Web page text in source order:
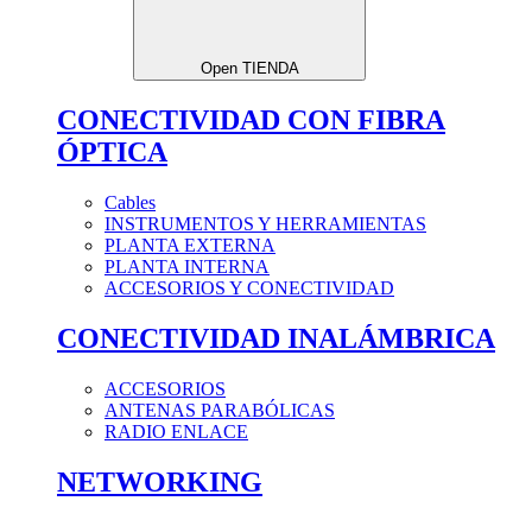
Open TIENDA
CONECTIVIDAD CON FIBRA
ÓPTICA
Cables
INSTRUMENTOS Y HERRAMIENTAS
PLANTA EXTERNA
PLANTA INTERNA
ACCESORIOS Y CONECTIVIDAD
CONECTIVIDAD INALÁMBRICA
ACCESORIOS
ANTENAS PARABÓLICAS
RADIO ENLACE
NETWORKING